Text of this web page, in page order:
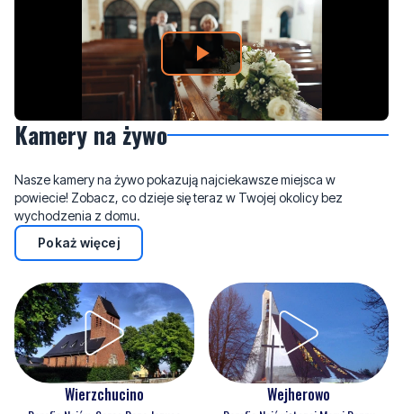
Kamery na żywo
Nasze kamery na żywo pokazują najciekawsze miejsca w
powiecie! Zobacz, co dzieje się teraz w Twojej okolicy bez
wychodzenia z domu.
Pokaż więcej
Wierzchucino Wejherowo